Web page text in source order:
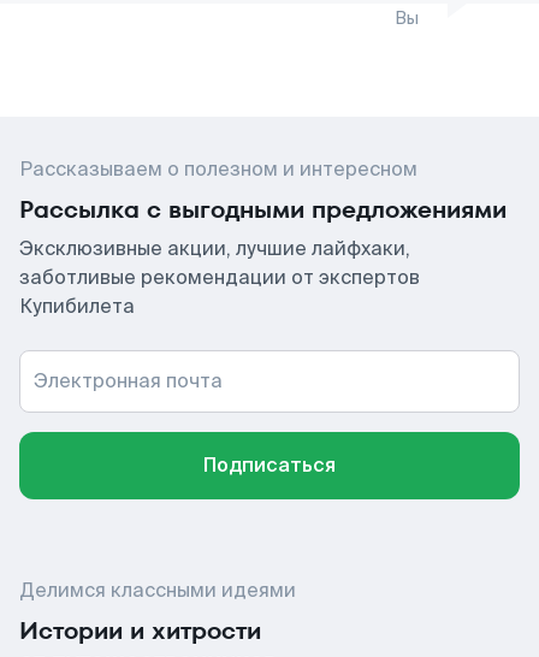
Вы
Рассказываем о полезном и интересном
Рассылка с выгодными предложениями
Эксклюзивные акции, лучшие лайфхаки,
заботливые рекомендации от экспертов
Купибилета
Электронная почта
Подписаться
Делимся классными идеями
Истории и хитрости